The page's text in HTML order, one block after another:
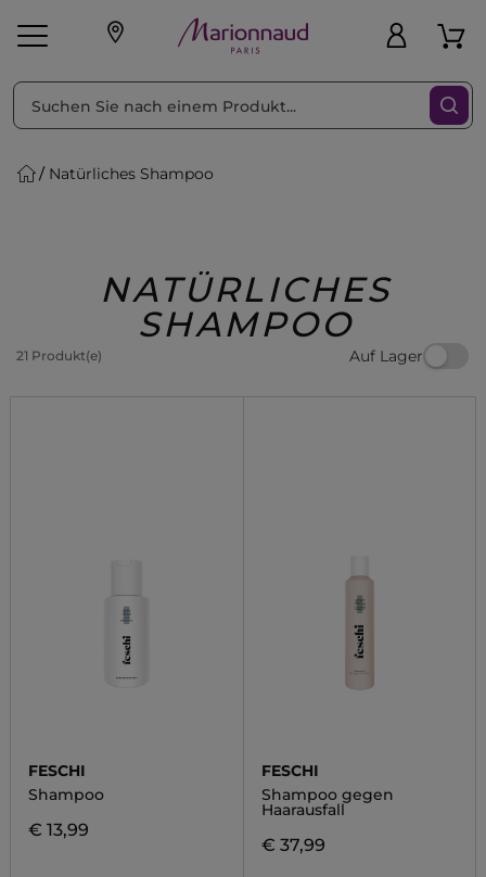
Geschenke
Treueprogramm
Natürliches Shampoo
NATÜRLICHES
SHAMPOO
21 Produkt(e) Auf Lager
sortieren nach Filter
FESCHI
Shampoo
€ 13,99
FESCHI
Shampoo gegen
Haarausfall
€ 37,99